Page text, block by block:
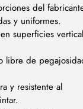
del
y uniformes.
superficies
libre de
y resistente al